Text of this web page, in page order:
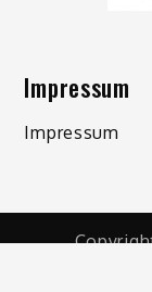
Impressum
Impressum